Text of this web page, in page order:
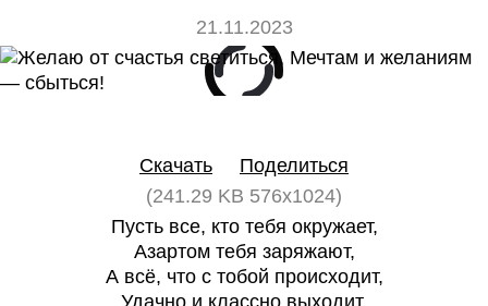
21.11.2023
Скачать
Поделиться
(241.29 KB 576x1024)
Пусть все, кто тебя окружает,
Азартом тебя заряжают,
А всё, что с тобой происходит,
Удачно и классно выходит.